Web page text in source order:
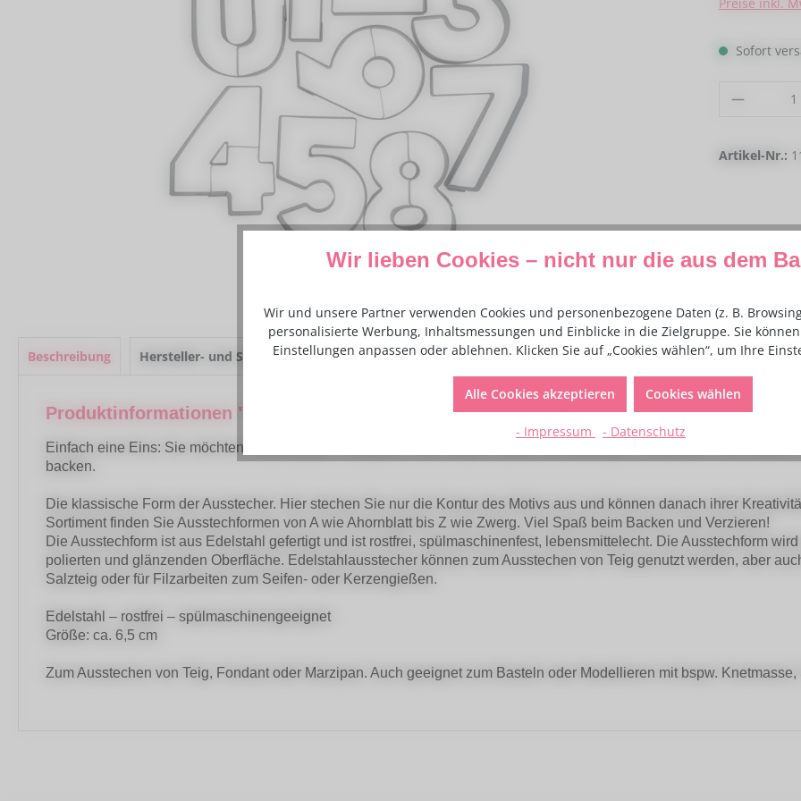
Sofort
Artikel-Nr.:
Beschreibung Hersteller- und Sicherheitsinformationen
Produktinformationen "Ausstecher Zahlen "Zahl 1""
Einfach eine Eins: Sie möchten Geburtsdaten, Jubiläums- oder andere Zahlen als Dekoration verwenden? Mit
backen.
Die klassische Form der Ausstecher. Hier stechen Sie nur die Kontur des Motivs aus und können danach ihrer
Sortiment finden Sie Ausstechformen von A wie Ahornblatt bis Z wie Zwerg. Viel Spaß beim Backen und Verzieren!
Die Ausstechform ist aus Edelstahl gefertigt und ist rostfrei, spülmaschinenfest, lebensmittelecht. Die Ausstechform
polierten und glänzenden Oberfläche. Edelstahlausstecher können zum Ausstechen von Teig genutzt werden, aber
Salzteig oder für Filzarbeiten zum Seifen- oder Kerzengießen.
Edelstahl – rostfrei – spülmaschinengeeignet
Größe: ca. 6,5 cm
Zum Ausstechen von Teig, Fondant oder Marzipan. Auch geeignet zum Basteln oder Modellieren mit bspw.
Wir lieben Cookies – nicht nur die aus dem
Wir und unsere Partner verwenden Cookies und personenbezogene Daten (z. B.
personalisierte Werbung, Inhaltsmessungen und Einblicke in die Zielgruppe. Sie
Einstellungen anpassen oder ablehnen. Klicken Sie auf „Cookies wählen“, um Ihre
Alle Cookies akzeptieren Cookies wählen
- Impressum - Datenschutz